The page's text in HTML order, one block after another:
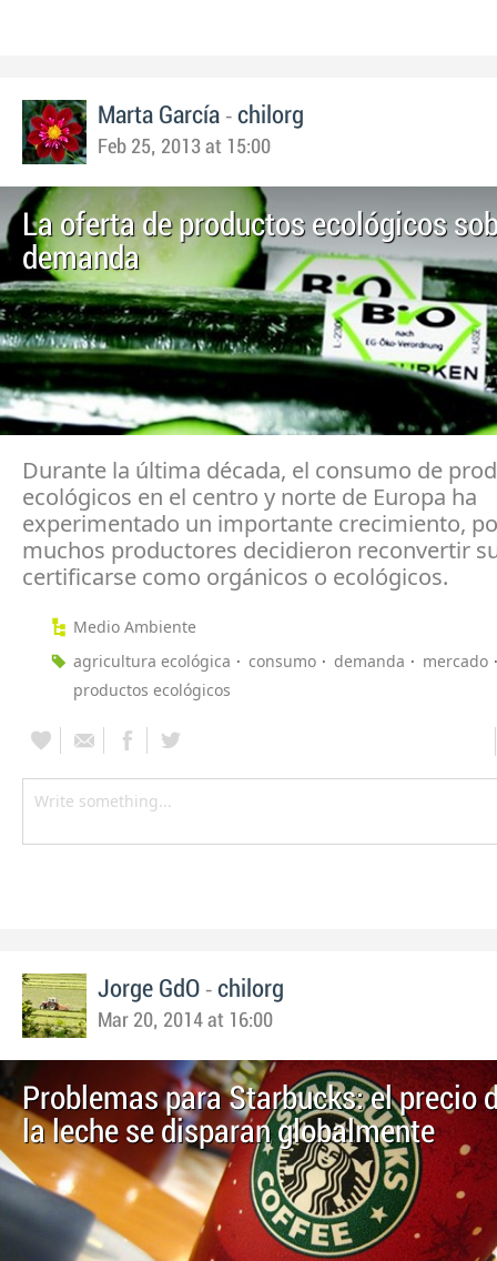
Marta García - chilorg
Feb 25, 2013 at 15:00
La oferta de productos ecológicos
demanda
Durante la última década, el consumo de
ecológicos en el centro y norte de Europa ha
experimentado un importante crecimiento,
muchos productores decidieron reconvertir
certificarse como orgánicos o ecológicos.
Medio Ambiente
agricultura ecológica
consumo demanda
mercado
productos ecológicos
Jorge GdO - chilorg
Mar 20, 2014 at 16:00
Problemas para Starbucks: el precio
la leche se disparan globalmente